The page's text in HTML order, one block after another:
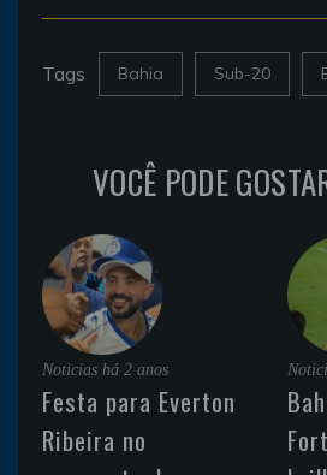
Tags Bahia Sub-20
VOCÊ PODE
Noticias há 2 anos
Festa para Everton
Ribeira no